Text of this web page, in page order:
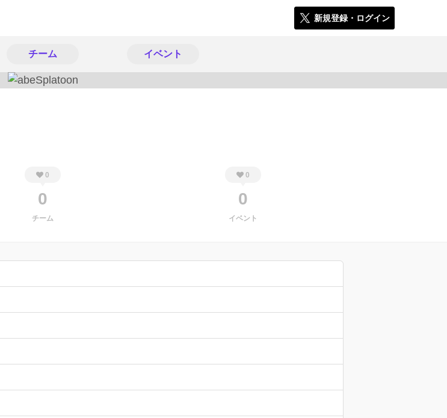
新規登録・ログイン
チーム イベント
0
0
チーム
0
0
イベント